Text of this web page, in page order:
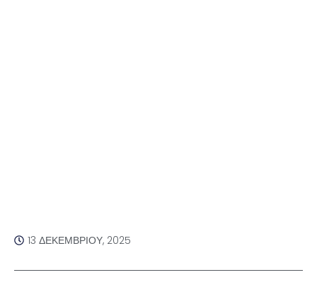
13 ΔΕΚΕΜΒΡΊΟΥ, 2025